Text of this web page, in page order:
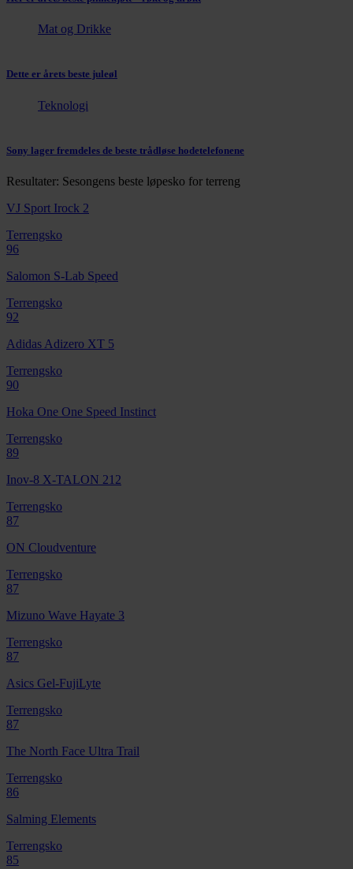
Mat og Drikke
Dette er årets beste juleøl
Teknologi
Sony lager fremdeles de beste trådløse hodetelefonene
Resultater: Sesongens beste løpesko for terreng
VJ Sport Irock 2
Terrengsko
96
Salomon S-Lab Speed
Terrengsko
92
Adidas Adizero XT 5
Terrengsko
90
Hoka One One Speed Instinct
Terrengsko
89
Inov-8 X-TALON 212
Terrengsko
87
ON Cloudventure
Terrengsko
87
Mizuno Wave Hayate 3
Terrengsko
87
Asics Gel-FujiLyte
Terrengsko
87
The North Face Ultra Trail
Terrengsko
86
Salming Elements
Terrengsko
85